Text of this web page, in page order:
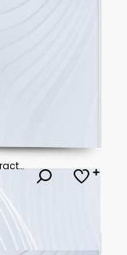
Future cities and virtual cyberspace, abstract technological concept background